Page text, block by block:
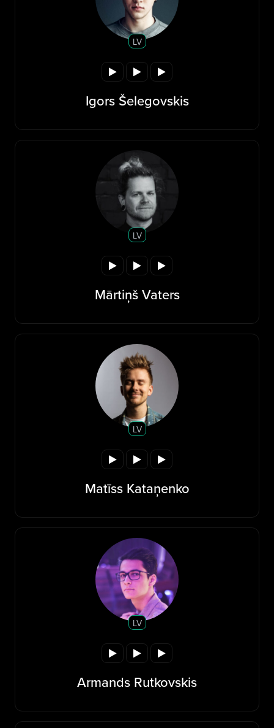
LV
Igors Šelegovskis
LV
Mārtiņš Vaters
LV
Matīss Kataņenko
LV
Armands Rutkovskis